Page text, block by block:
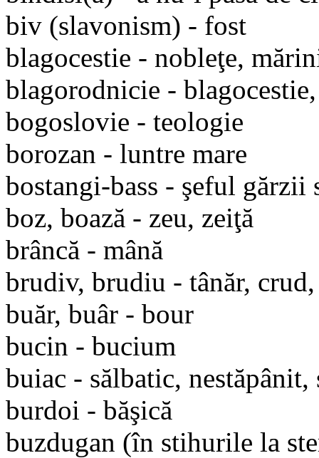
biv (slavonism) - fost
blagocestie - nobleţe,
blagorodnicie -
bogoslovie - teologie
borozan - luntre mare
bostangi-bass - şeful gărzii
boz, boază - zeu, zeiţă
brâncă - mână
brudiv, brudiu - tânăr,
buăr, buâr - bour
bucin - bucium
buiac - sălbatic, nestăpânit,
burdoi - băşică
buzdugan (în stihurile la